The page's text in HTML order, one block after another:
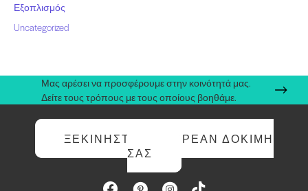
Εξοπλισμός
Uncategorized
Μας αρέσει να προσφέρουμε στην κοινότητά μας.
Δείτε τους τρόπους με τους οποίους βοηθάμε.
ΞΕΚΙΝΉΣΤΕ ΤΗ ΔΩΡΕΆΝ ΔΟΚΙΜΉ
ΣΑΣ